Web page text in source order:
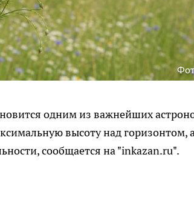
одним из важнейших
высоту над горизонтом,
сообщается на "inkazan.ru".